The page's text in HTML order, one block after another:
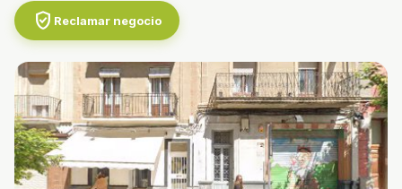
verified_user Reclamar negocio